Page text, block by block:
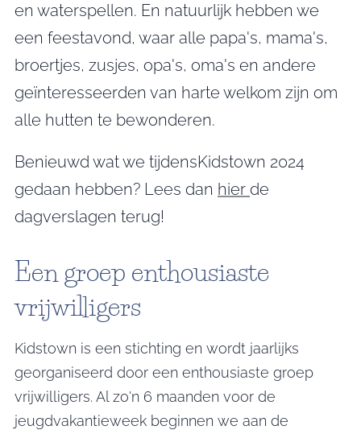
en waterspellen. En natuurlijk hebben we
een feestavond, waar alle papa's, mama's,
broertjes, zusjes, opa's, oma's en andere
geïnteresseerden van harte welkom zijn om
alle hutten te bewonderen.
Benieuwd wat we tijdensKidstown 2024
gedaan hebben? Lees dan hier de
dagverslagen terug!
Een groep enthousiaste
vrijwilligers
Kidstown is een stichting en wordt jaarlijks
georganiseerd door een enthousiaste groep
vrijwilligers. Al zo'n 6 maanden voor de
jeugdvakantieweek beginnen we aan de